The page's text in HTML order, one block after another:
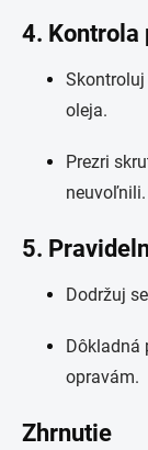
4. Kontrola
oleja.
Prezri
neuvoľnili.
5.
Dodržuj
Dôkladná
opravám.
Zhrnutie